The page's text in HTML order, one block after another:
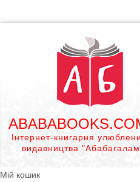
Інтернет-книгарня
видавництва
Мій кошик